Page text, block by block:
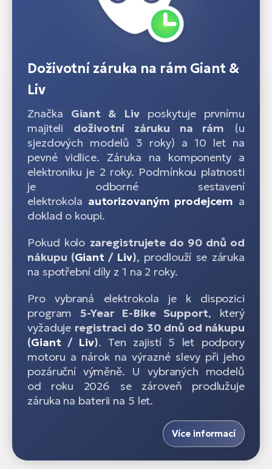
Doživotní záruka na rám Giant &
Liv
Značka Giant & Liv poskytuje prvnímu
majiteli doživotní záruku na rám (u
sjezdových modelů 3 roky) a 10 let na
pevné vidlice. Záruka na komponenty a
elektroniku je 2 roky. Podmínkou platnosti
je odborné sestavení
elektrokola autorizovaným prodejcem a
doklad o koupi.
Pokud kolo zaregistrujete do 90 dnů od
nákupu (Giant / Liv), prodlouží se záruka
na spotřební díly z 1 na 2 roky.
Pro vybraná elektrokola je k dispozici
program5-Year E-Bike Support, který
vyžaduje registraci do 30 dnů od nákupu
(Giant/ Liv). Ten zajistí 5 let podpory
motoru a nárok na výrazné slevy při jeho
pozáruční výměně. U vybraných modelů
od roku 2026 se zároveň prodlužuje
záruka na baterii na 5 let.
Více informací